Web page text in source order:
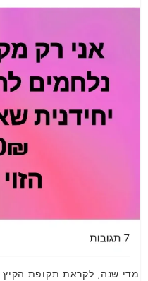
מדי שנה, לקראת תקופת הקיץ